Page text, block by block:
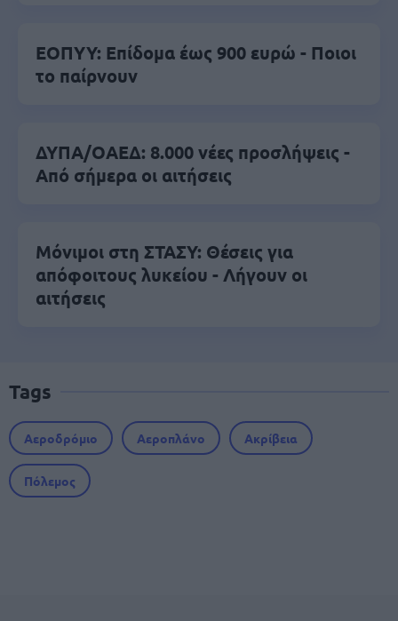
ΕΟΠΥΥ: Επίδομα έως 900 ευρώ - Ποιοι
το παίρνουν
ΔΥΠΑ/ΟΑΕΔ: 8.000 νέες προσλήψεις -
Από σήμερα οι αιτήσεις
Μόνιμοι στη ΣΤΑΣΥ: Θέσεις για
απόφοιτους λυκείου - Λήγουν οι
αιτήσεις
Tags
Αεροδρόμιο Αεροπλάνο Ακρίβεια
Πόλεμος